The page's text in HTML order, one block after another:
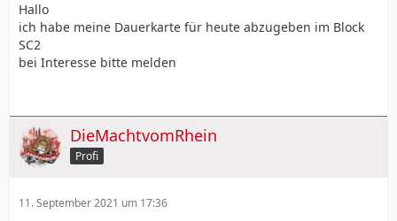
Hallo
ich habe meine Dauerkarte für heute abzugeben im Block
SC2
bei Interesse bitte melden
DieMachtvomRhein
Profi
11. September 2021 um 17:36